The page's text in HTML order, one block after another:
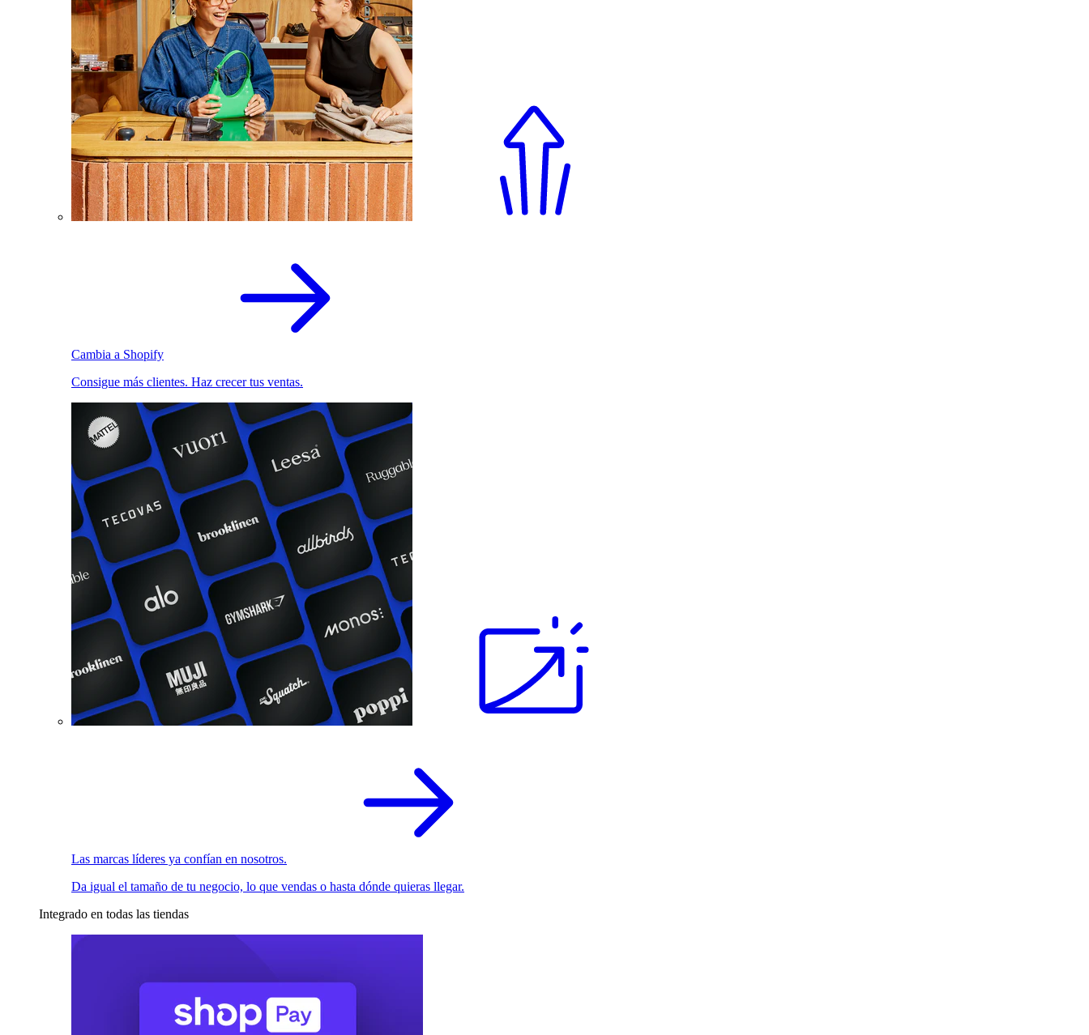
Cambia a Shopify
Consigue más clientes. Haz crecer tus ventas.
Las marcas líderes ya confían en nosotros.
Da igual el tamaño de tu negocio, lo que vendas o hasta dónde quieras llegar.
Integrado en todas las tiendas